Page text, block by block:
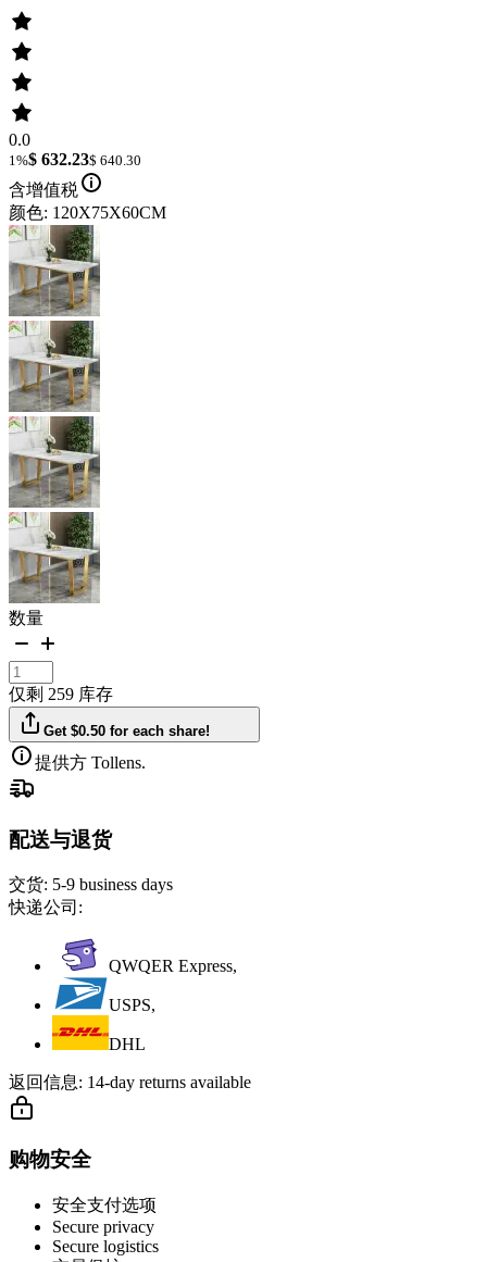
0.0
1%$ 632.23$ 640.30
含增值税
颜色: 120X75X60CM
数量
仅剩 259 库存
Get $0.50 for each share!
提供方 Tollens.
配送与退货
交货: 5-9 business days
快递公司:
QWQER Express,
USPS,
DHL
返回信息: 14-day returns available
购物安全
安全支付选项
Secure privacy
Secure logistics